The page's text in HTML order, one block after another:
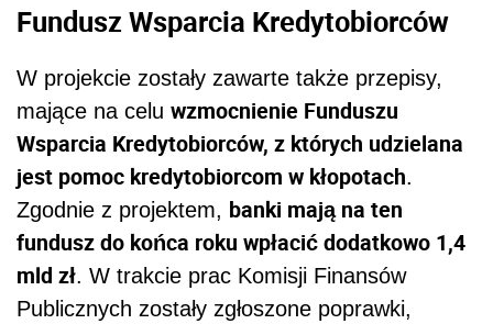
Fundusz Wsparcia Kredytobiorców
W projekcie zostały zawarte także przepisy,
mające na celu wzmocnienie Funduszu
Wsparcia Kredytobiorców, z których udzielana
jest pomoc kredytobiorcom w kłopotach.
Zgodnie z projektem, banki mają na ten
fundusz do końca roku wpłacić dodatkowo 1,4
mld zł. W trakcie prac Komisji Finansów
Publicznych zostały zgłoszone poprawki,